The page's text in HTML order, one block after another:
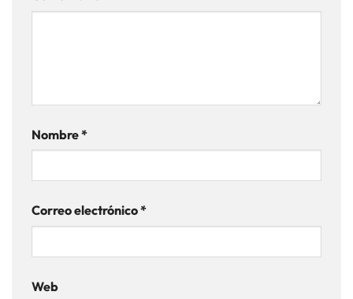
Nombre*
Correo electrónico*
Web